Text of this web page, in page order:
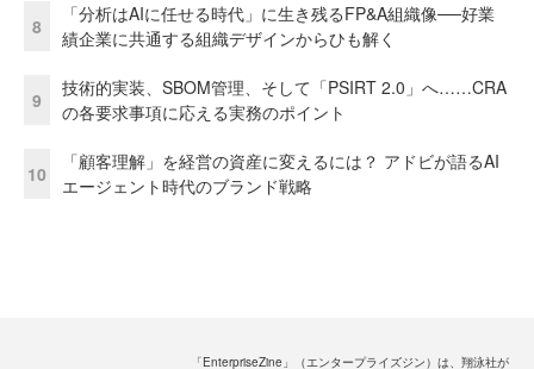
8
「分析はAIに任せる時代」に生き残るFP&A組織像──好業
績企業に共通する組織デザインからひも解く
9
技術的実装、SBOM管理、そして「PSIRT 2.0」へ……CRA
の各要求事項に応える実務のポイント
10
「顧客理解」を経営の資産に変えるには？ アドビが語るAI
エージェント時代のブランド戦略
「EnterpriseZine」（エンタープライズジン）は、翔泳社が